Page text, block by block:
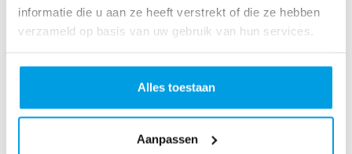
informatie die u aan ze heeft verstrekt of die ze hebben
verzameld op basis van uw gebruik van hun services.
Alles toestaan
Aanpassen
fe
R
n
S
n
fo